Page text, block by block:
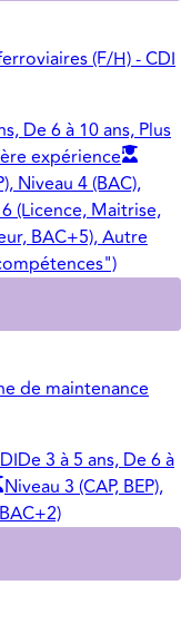
(F/H) - CDI
De 6 à 10 ans, Plus
expérience
Niveau 4 (BAC),
6 (Licence, Maitrise,
BAC+5), Autre
de maintenance
De 3 à 5 ans, De 6 à
Niveau 3 (CAP, BEP),